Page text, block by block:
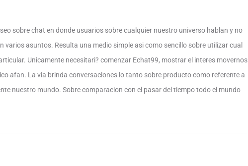
sobre chat en donde usuarios sobre cualquier nuestro universo hablan y no
varios asuntos. Resulta una medio simple asi­ como sencillo sobre utilizar cual
Unicamente necesitari? comenzar Echat99, mostrar el interes movernos
afan. La vi­a brinda conversaciones lo tanto sobre producto como referente a
nuestro mundo. Sobre comparacion con el pasar del tiempo todo el mundo